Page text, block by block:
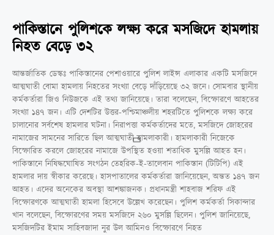
পাকিস্তানে পুলিশকে লক্ষ্য করে মসজিদে হামলায়
নিহত বেড়ে ৩২
আন্তর্জাতিক ডেস্কঃ পাকিস্তানের পেশাওয়ারে পুলিশ লাইন্স এলাকার একটি মসজিদে
আত্মঘাতী বোমা হামলায় নিহতের সংখ্যা বেড়ে দাঁড়িয়েছে ৩২ জনে। সোমবার স্থানীয়
কর্মকর্তারা জিও নিউজকে এই তথ্য জানিয়েছে। তারা বলেছেন, বিস্ফোরণে আহতের
সংখ্যা ১৪৭ জন। এটি দেশটির উত্তর-পশ্চিমাঞ্চলীয় শহরটিতে পুলিশকে লক্ষ্য করে
চালানোর সর্বশেষ হামলার ঘটনা। নিরাপত্তা কর্মকর্তাদের মতে, মসজিদে জোহরের
নামাজের সামনের সারিতে ছিল আত্মঘাতী হামলাকারী। হামলাকারী নিজেকে
বিস্ফোরিত করলে জোহরের নামাজে উপস্থিত হওয়া শতাধিক মুসল্লি আহত হন।
পাকিস্তানে নিষিদ্ধঘোষিত সংগঠন তেহরিক-ই-তালেবান পাকিস্তান (টিটিপি) এই
হামলার দায় স্বীকার করেছে। হাসপাতালের কর্মকর্তারা জানিয়েছেন, অন্তত ১৪৭ জন
আহত। এদের অনেকের অবস্থা আশঙ্কাজনক। প্রধানমন্ত্রী শাহবাজ শরিফ এই
বিস্ফোরণকে আত্মঘাতী হামলা হিসেবে উল্লেখ করেছেন। পুলিশ কর্মকর্তা সিকান্দার
খান বলেছেন, বিস্ফোরণের সময় মসজিদে ২৬০ মুসল্লি ছিলেন। পুলিশ জানিয়েছে,
মসজিদটির ইমাম সাহিবজাদা নুর উল আমিনও বিস্ফোরণে নিহত